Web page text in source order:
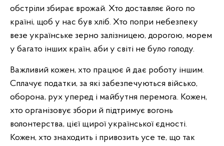
обстріли збирає врожай. Хто доставляє його по
країні, щоб у нас був хліб. Хто попри небезпеку
везе українське зерно залізницею, дорогою, морем
у багато інших країн, аби у світі не було голоду.
Важливий кожен, хто працює й дає роботу іншим.
Сплачує податки, за які забезпечуються військо,
оборона, рух уперед і майбутня перемога. Кожен,
хто організовує збори й підтримує вогонь
волонтерства, цієї щирої української єдності.
Кожен, хто знаходить і привозить усе те, що так